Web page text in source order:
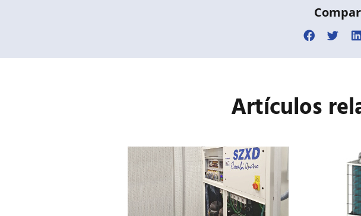
Artículos